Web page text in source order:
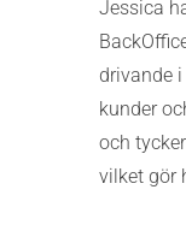
Jessica
drivande
kunder
och
vilket gör